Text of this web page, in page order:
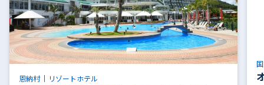
恩納村 リゾートホテル